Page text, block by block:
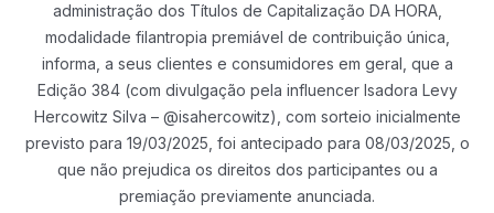
administração dos Títulos de Capitalização DA HORA,
modalidade filantropia premiável de contribuição única,
informa, a seus clientes e consumidores em geral, que a
Edição 384 (com divulgação pela influencer Isadora Levy
Hercowitz Silva – @isahercowitz), com sorteio inicialmente
previsto para 19/03/2025, foi antecipado para 08/03/2025, o
que não prejudica os direitos dos participantes ou a
premiação previamente anunciada.